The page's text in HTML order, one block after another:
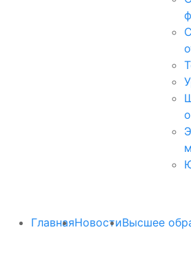
ГлавнаяНовостиВысшее